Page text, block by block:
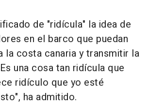
de "ridícula" la idea de
en el barco que puedan
la costa canaria y transmitir la
una cosa tan ridícula que
ridículo que yo esté
ha admitido.